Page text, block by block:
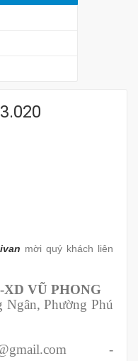
mời quý khách liên
VŨ PHONG
Phường Phú
-